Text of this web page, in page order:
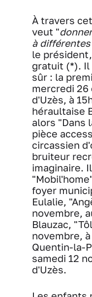
À travers
veut "
à
le
gratuit (*). Il
sûr : la
mercredi 26
d'Uzès, à
héraultaise
alors "Dans
pièce
circassien
bruiteur
imaginaire.
foyer
Eulalie,
novembre,
Blauzac,
novembre,
Quentin-la-
samedi 12
d'Uzès.